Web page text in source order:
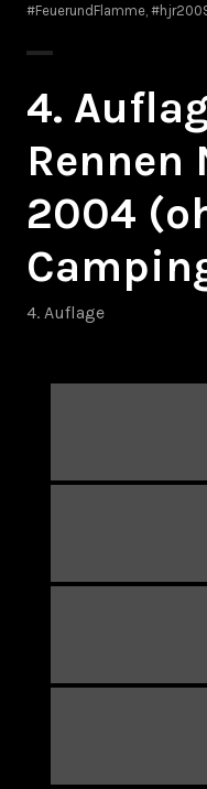
#FeuerundFlamme
4.
2004
4. Auflage